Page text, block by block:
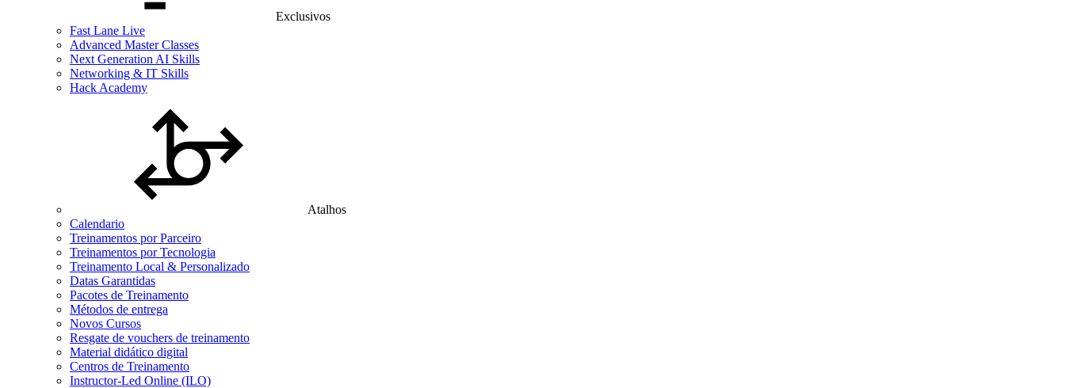
Exclusivos
Fast Lane Live
Advanced Master Classes
Next Generation AI Skills
Networking & IT Skills
Hack Academy
Atalhos
Calendario
Treinamentos por Parceiro
Treinamentos por Tecnologia
Treinamento Local & Personalizado
Datas Garantidas
Pacotes de Treinamento
Métodos de entrega
Novos Cursos
Resgate de vouchers de treinamento
Material didático digital
Centros de Treinamento
Instructor-Led Online (ILO)